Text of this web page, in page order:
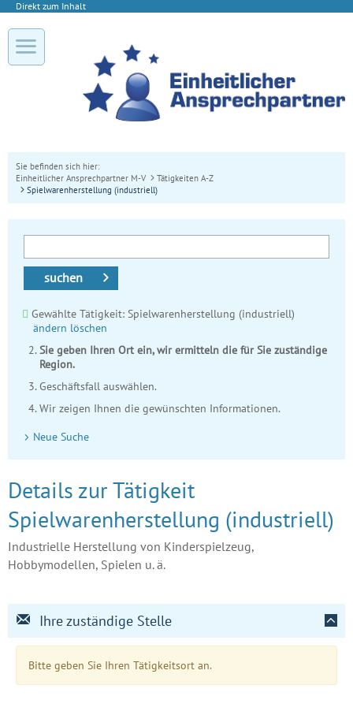
Direkt zum Inhalt
Sie befinden sich hier:
Einheitlicher Ansprechpartner M-V
Tätigkeiten A-Z
Spielwarenherstellung (industriell)
suchen
Gewählte Tätigkeit: Spielwarenherstellung (industriell)
ändern löschen
Sie geben Ihren Ort ein, wir ermitteln die für Sie zuständige
Region.
Geschäftsfall auswählen.
Wir zeigen Ihnen die gewünschten Informationen.
Neue Suche
Details zur Tätigkeit
Spielwarenherstellung (industriell)
Industrielle Herstellung von Kinderspielzeug,
Hobbymodellen, Spielen u. ä.
Ihre zuständige Stelle
Bitte geben Sie Ihren Tätigkeitsort an.